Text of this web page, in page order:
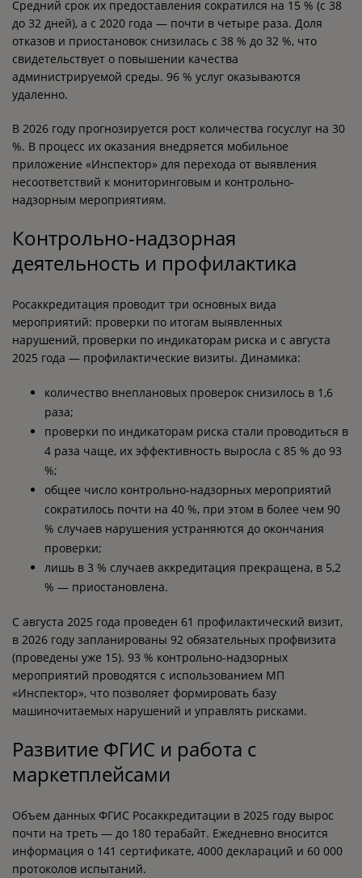
Средний срок их предоставления сократился на 15 % (с 38
до 32 дней), а с 2020 года — почти в четыре раза. Доля
отказов и приостановок снизилась с 38 % до 32 %, что
свидетельствует о повышении качества
администрируемой среды. 96 % услуг оказываются
удаленно.
В 2026 году прогнозируется рост количества госуслуг на 30
%. В процесс их оказания внедряется мобильное
приложение «Инспектор» для перехода от выявления
несоответствий к мониторинговым и контрольно-
надзорным мероприятиям.
Контрольно-надзорная
деятельность и профилактика
Росаккредитация проводит три основных вида
мероприятий: проверки по итогам выявленных
нарушений, проверки по индикаторам риска и с августа
2025 года — профилактические визиты. Динамика:
количество внеплановых проверок снизилось в 1,6
раза;
проверки по индикаторам риска стали проводиться в
4 раза чаще, их эффективность выросла с 85 % до 93
%;
общее число контрольно-надзорных мероприятий
сократилось почти на 40 %, при этом в более чем 90
% случаев нарушения устраняются до окончания
проверки;
лишь в 3 % случаев аккредитация прекращена, в 5,2
% — приостановлена.
С августа 2025 года проведен 61 профилактический визит,
в 2026 году запланированы 92 обязательных профвизита
(проведены уже 15). 93 % контрольно-надзорных
мероприятий проводятся с использованием МП
«Инспектор», что позволяет формировать базу
машиночитаемых нарушений и управлять рисками.
Развитие ФГИС и работа с
маркетплейсами
Объем данных ФГИС Росаккредитации в 2025 году вырос
почти на треть — до 180 терабайт. Ежедневно вносится
информация о 141 сертификате, 4000 деклараций и 60 000
протоколов испытаний.